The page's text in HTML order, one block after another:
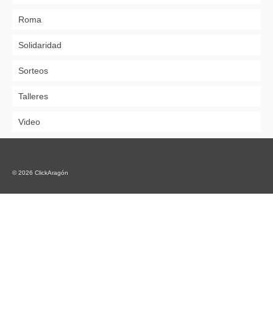
Roma
Solidaridad
Sorteos
Talleres
Video
© 2026 ClickAragón